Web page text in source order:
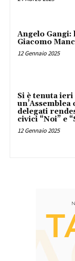
Angelo Gangi:
Giacomo
12 Gennaio 2025
Si è tenuta ieri
delegati
civici “Noi” e
12 Gennaio 2025